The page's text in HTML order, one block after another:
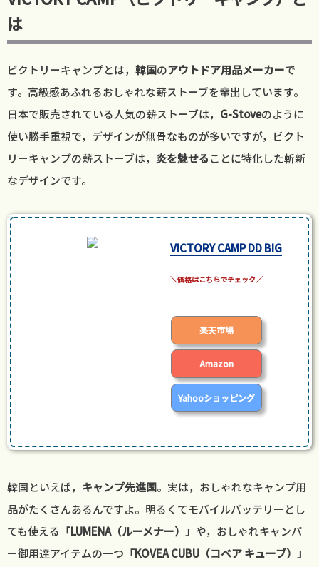
は
ビクトリーキャンプとは， 韓国のアウトドア用品メーカーで
す。高級感あふれるおしゃれな薪ストーブを輩出しています。
日本で販売されている人気の薪ストーブは， G-Stoveのように
使い勝手重視で，デザインが無骨なものが多いですが，ビクト
リーキャンプの薪ストーブは， 炎を魅せることに特化した斬新
なデザインです。
VICTORY CAMP DD BIG
楽天市場
Amazon
Yahooショッピング
韓国といえば， キャンプ先進国。実は，おしゃれなキャンプ用
品がたくさんあるんですよ。明るくてモバイルバッテリーとし
ても使える 「LUMENA（ルーメナー）」 や，おしゃれキャンパ
ー御用達アイテムの一つ 「KOVEA CUBU（コベア キューブ）」